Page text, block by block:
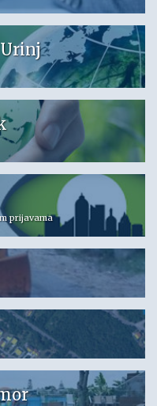
prijavama